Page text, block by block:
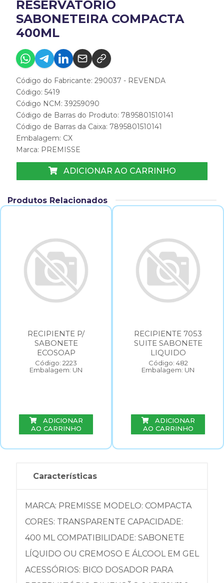
RESERVATORIO
SABONETEIRA COMPACTA
400ML
Código do Fabricante: 290037 - REVENDA
Código: 5419
Código NCM: 39259090
Código de Barras do Produto: 7895801510141
Código de Barras da Caixa: 7895801510141
Embalagem: CX
Marca: PREMISSE
ADICIONAR AO CARRINHO
Produtos Relacionados
RECIPIENTE P/
SABONETE
ECOSOAP
Código: 2223
Embalagem: UN
ADICIONAR
AO CARRINHO
RECIPIENTE 7053
SUITE SABONETE
LIQUIDO
Código: 482
Embalagem: UN
ADICIONAR
AO CARRINHO
Características
MARCA: PREMISSE MODELO: COMPACTA
CORES: TRANSPARENTE CAPACIDADE:
400 ML COMPATIBILIDADE: SABONETE
LÍQUIDO OU CREMOSO E ÁLCOOL EM GEL
ACESSÓRIOS: BICO DOSADOR PARA